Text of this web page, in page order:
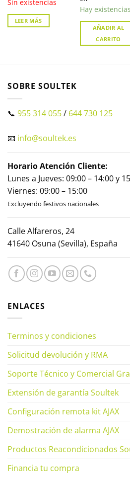
Sin existencias
LEER MÁS
Hay existencias
AÑADIR AL
CARRITO
SOBRE SOULTEK
📞 955 314 055/ 644 730 125
📧 info@soultek.es
Horario Atención Cliente:
Lunes a Jueves: 09:00 – 14:00 y
Viernes: 09:00 – 15:00
Excluyendo festivos nacionales
Calle Alfareros, 24
41640 Osuna (Sevilla), España
ENLACES
Terminos y condiciones
Solicitud devolución y RMA
Soporte Técnico y Comercial
Extensión de garantía Soultek
Configuración remota kit AJAX
Demostración de alarma AJAX
Productos Reacondicionados
Financia tu compra